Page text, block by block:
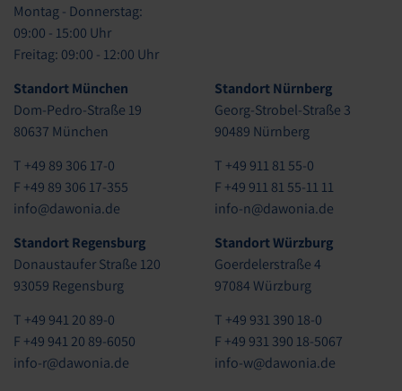
Montag - Donnerstag:
09:00 - 15:00 Uhr
Freitag: 09:00 - 12:00 Uhr
Standort München
Dom-Pedro-Straße 19
80637 München
T +49 89 306 17-0
F +49 89 306 17-355
info@dawonia.de
Standort Nürnberg
Georg-Strobel-Straße 3
90489 Nürnberg
T +49 911 81 55-0
F +49 911 81 55-11 11
info-n@dawonia.de
Standort Regensburg
Donaustaufer Straße 120
93059 Regensburg
T +49 941 20 89-0
F +49 941 20 89-6050
info-r@dawonia.de
Standort Würzburg
Goerdelerstraße 4
97084 Würzburg
T +49 931 390 18-0
F +49 931 390 18-5067
info-w@dawonia.de